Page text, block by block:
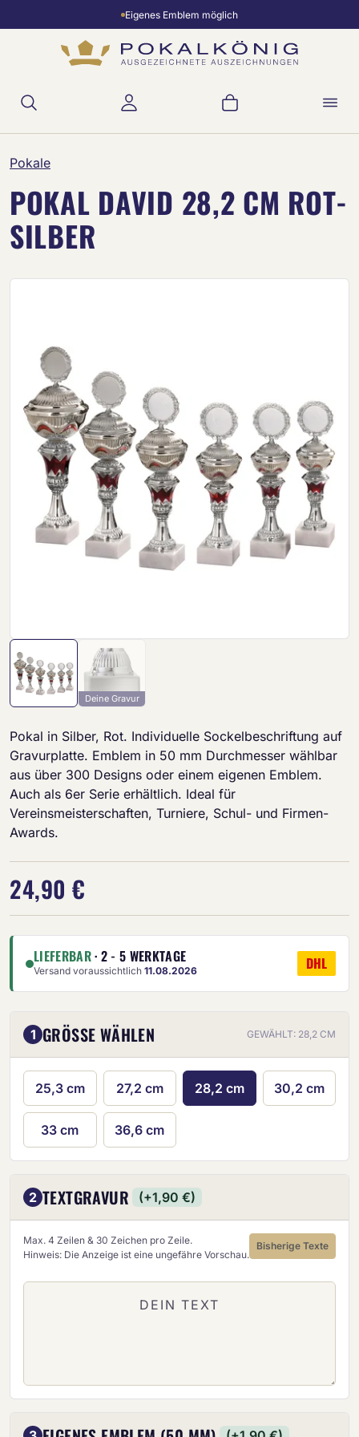
Zum Hauptinhalt springenEigenes Emblem möglich
Warenkorb
Pokale
POKAL DAVID 28,2 CM ROT-
SILBER
Deine Gravur
Pokal in Silber, Rot. Individuelle Sockelbeschriftung auf
Gravurplatte. Emblem in 50 mm Durchmesser wählbar
aus über 300 Designs oder einem eigenen Emblem.
Auch als 6er Serie erhältlich. Ideal für
Vereinsmeisterschaften, Turniere, Schul- und Firmen-
Awards.
24,90 €
LIEFERBAR· 2 - 5 WERKTAGE
Versand voraussichtlich 11.08.2026 DHL
1 GRÖSSE WÄHLEN GEWÄHLT: 28,2 CM
25,3 cm 27,2 cm 28,2 cm 30,2 cm
33 cm 36,6 cm
2 TEXTGRAVUR (+1,90 €)
Max. 4 Zeilen & 30 Zeichen pro Zeile.
Hinweis: Die Anzeige ist eine ungefähre Vorschau.
Bisherige Texte